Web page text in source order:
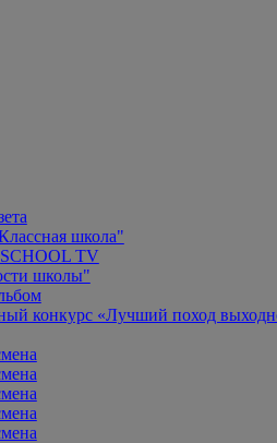
школа"
TV
школы"
конкурс «Лучший поход